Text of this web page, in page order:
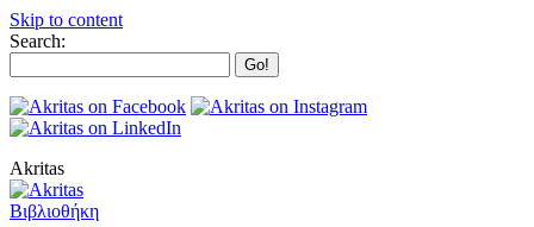
Skip to content
Search:
Akritas
Βιβλιοθήκη